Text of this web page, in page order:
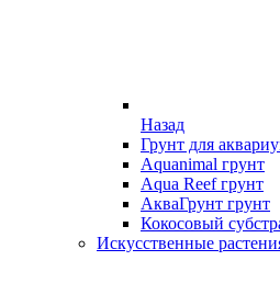
Назад
Грунт для
Aquanimal грунт
Aqua Reef грунт
АкваГрунт грунт
Кокосовый
Искусственные